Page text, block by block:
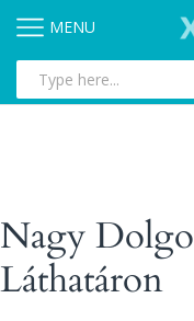
MENU
Nagy
Láthatáron